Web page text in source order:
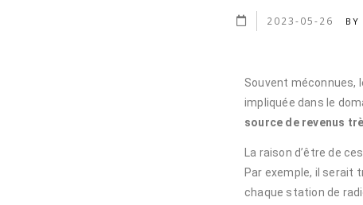
2023-05-26 BY
Souvent méconnues,
impliquée dans le
source de revenus
La raison d’être de
Par exemple, il serait
chaque station de